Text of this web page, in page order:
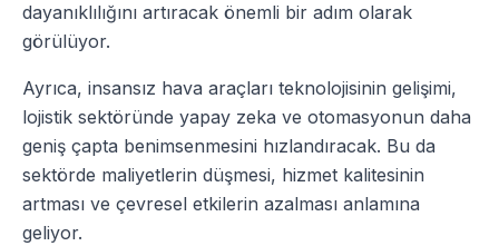
dayanıklılığını artıracak önemli bir adım olarak
görülüyor.
Ayrıca, insansız hava araçları teknolojisinin gelişimi,
lojistik sektöründe yapay zeka ve otomasyonun daha
geniş çapta benimsenmesini hızlandıracak. Bu da
sektörde maliyetlerin düşmesi, hizmet kalitesinin
artması ve çevresel etkilerin azalması anlamına
geliyor.